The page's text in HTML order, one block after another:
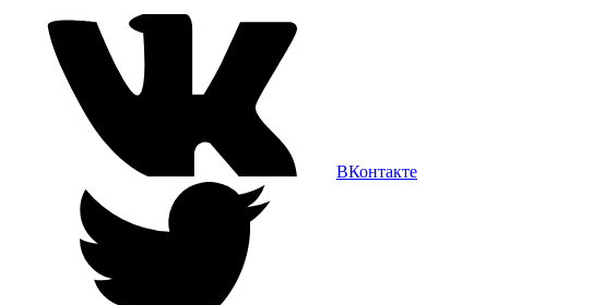
ВКонтакте